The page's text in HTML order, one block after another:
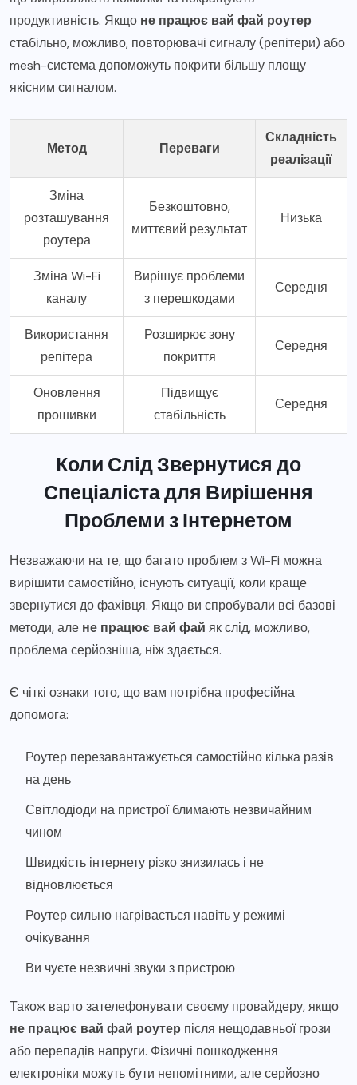
продуктивність. Якщо не працює вай фай роутер
стабільно, можливо, повторювачі сигналу (репітери) або
mesh-система допоможуть покрити більшу площу
якісним сигналом.
Метод Переваги
Складність
реалізації
Зміна
розташування
роутера
Безкоштовно,
миттєвий результат
Низька
Зміна Wi-Fi
каналу
Вирішує проблеми
з перешкодами
Середня
Використання
репітера
Розширює зону
покриття
Середня
Оновлення
прошивки
Підвищує
стабільність
Середня
Коли Слід Звернутися до
Спеціаліста для Вирішення
Проблеми з Інтернетом
Незважаючи на те, що багато проблем з Wi-Fi можна
вирішити самостійно, існують ситуації, коли краще
звернутися до фахівця. Якщо ви спробували всі базові
методи, але не працює вай фай як слід, можливо,
проблема серйозніша, ніж здається.
Є чіткі ознаки того, що вам потрібна професійна
допомога:
Роутер перезавантажується самостійно кілька разів
на день
Світлодіоди на пристрої блимають незвичайним
чином
Швидкість інтернету різко знизилась і не
відновлюється
Роутер сильно нагрівається навіть у режимі
очікування
Ви чуєте незвичні звуки з пристрою
Також варто зателефонувати своєму провайдеру, якщо
не працює вай фай роутер після нещодавньої грози
або перепадів напруги. Фізичні пошкодження
електроніки можуть бути непомітними, але серйозно